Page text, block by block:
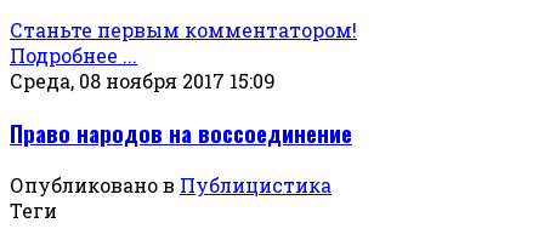
Станьте первым комментатором!
Подробнее ...
Среда, 08 ноября 2017 15:09
Право народов на воссоединение
Опубликовано в Публицистика
Теги